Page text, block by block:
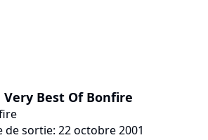
Very Best Of Bonfire
de sortie: 22 octobre 2001